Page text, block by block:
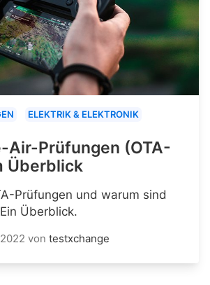
ELEKTRIK & ELEKTRONIK
Air-Prüfungen (OTA-
Überblick
Prüfungen und warum sind
Überblick.
von testxchange